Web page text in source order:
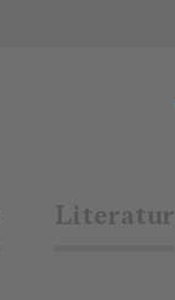
Literatur